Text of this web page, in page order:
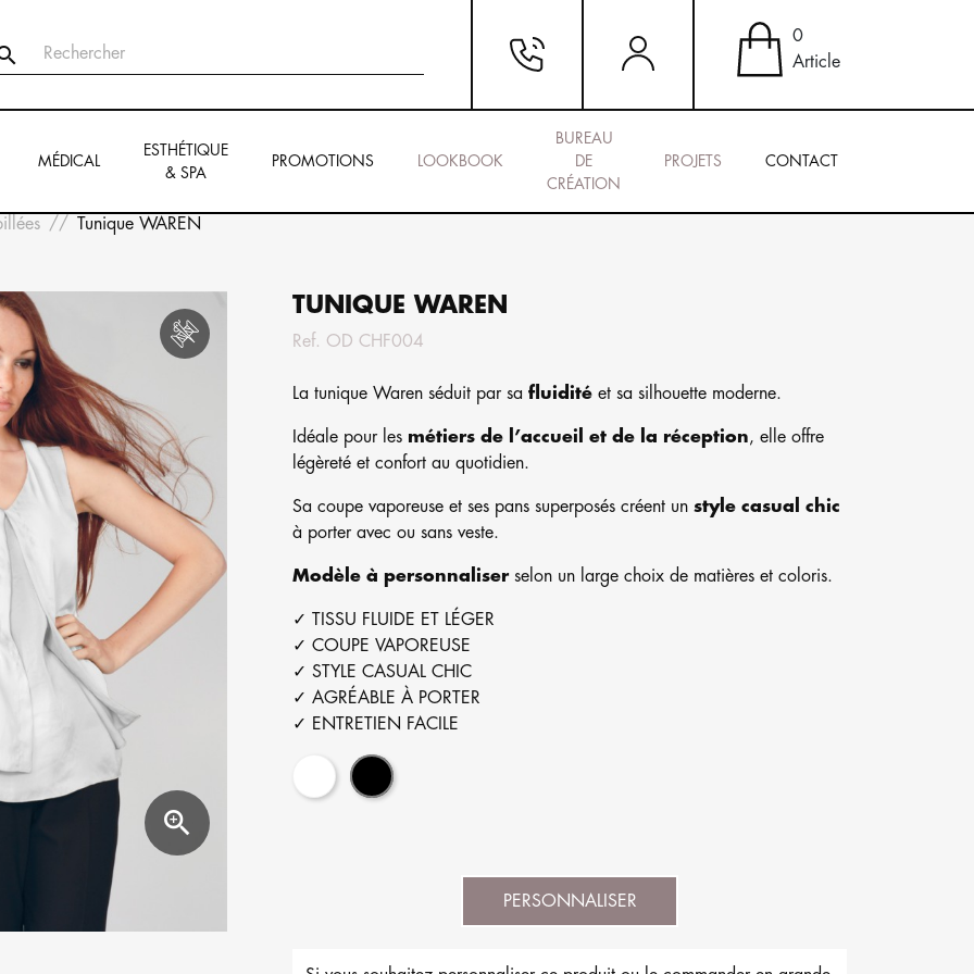
0
Article
MÉDICAL
ESTHÉTIQUE
& SPA
PROMOTIONS LOOKBOOK
BUREAU
DE
CRÉATION
PROJETS CONTACT
Tunique WAREN

TUNIQUE WAREN
Ref. OD CHF004
La tunique Waren séduit par sa fluidité et sa silhouette moderne.
Idéale pour les métiers de l’accueil et de la réception, elle offre
légèreté et confort au quotidien.
Sa coupe vaporeuse et ses pans superposés créent un style casual chic
à porter avec ou sans veste.
Modèle à personnaliserselon un large choix de matières et coloris.
✓ TISSU FLUIDE ET LÉGER
✓ COUPE VAPOREUSE
✓ STYLE CASUAL CHIC
✓ AGRÉABLE À PORTER
✓ ENTRETIEN FACILE
Blanc Noir
PERSONNALISER